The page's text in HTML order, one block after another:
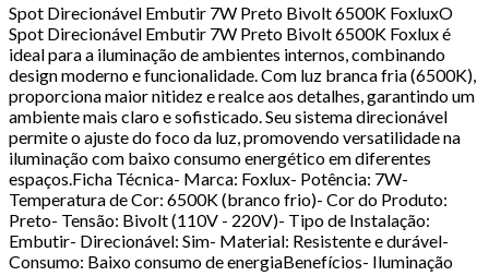
Spot Direcionável Embutir 7W Preto Bivolt 6500K FoxluxO
Spot Direcionável Embutir 7W Preto Bivolt 6500K Foxlux é
ideal para a iluminação de ambientes internos, combinando
design moderno e funcionalidade. Com luz branca fria (6500K),
proporciona maior nitidez e realce aos detalhes, garantindo um
ambiente mais claro e sofisticado. Seu sistema direcionável
permite o ajuste do foco da luz, promovendo versatilidade na
iluminação com baixo consumo energético em diferentes
espaços.Ficha Técnica- Marca: Foxlux- Potência: 7W-
Temperatura de Cor: 6500K (branco frio)- Cor do Produto:
Preto- Tensão: Bivolt (110V - 220V)- Tipo de Instalação:
Embutir- Direcionável: Sim- Material: Resistente e durável-
Consumo: Baixo consumo de energiaBenefícios- Iluminação